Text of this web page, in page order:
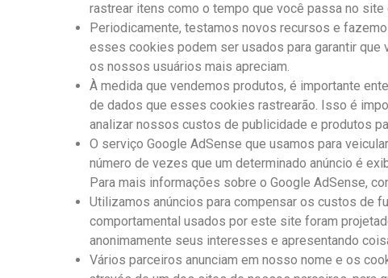
rastrear itens como o tempo que você passa no
Periodicamente, testamos novos recursos e
esses cookies podem ser usados ​​para garantir
os nossos usuários mais apreciam.
À medida que vendemos produtos, é importante
de dados que esses cookies rastrearão. Isso é
analizar nossos custos de publicidade e produtos
O serviço Google AdSense que usamos para
número de vezes que um determinado anúncio é
Para mais informações sobre o Google AdSense,
Utilizamos anúncios para compensar os custos de
comportamental usados ​​por este site foram
anonimamente seus interesses e apresentando
Vários parceiros anunciam em nosso nome e os